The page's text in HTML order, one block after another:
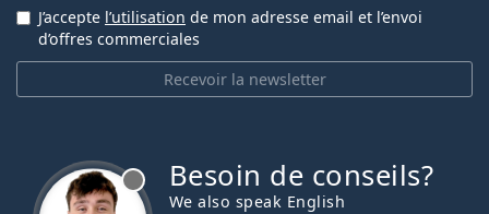
Recevoir la newsletter
J’accepte l’utilisation de mon adresse email et l’envoi
d’offres commerciales
Besoin de conseils?
We also speak English